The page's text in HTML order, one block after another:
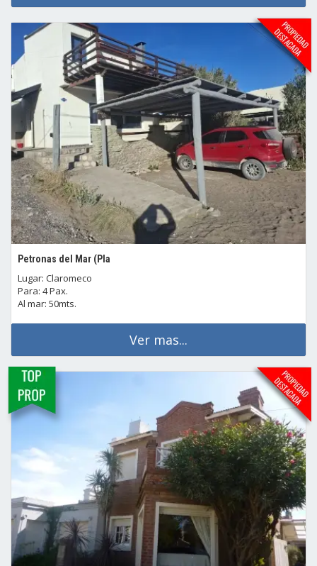
Petronas del Mar (Pla
Lugar: Claromeco
Para: 4 Pax.
Al mar: 50mts.
Ver mas...